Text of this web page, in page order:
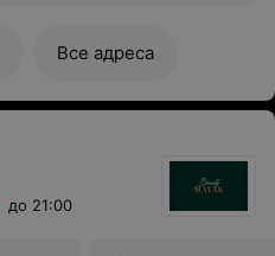
Все адреса
до 21:00